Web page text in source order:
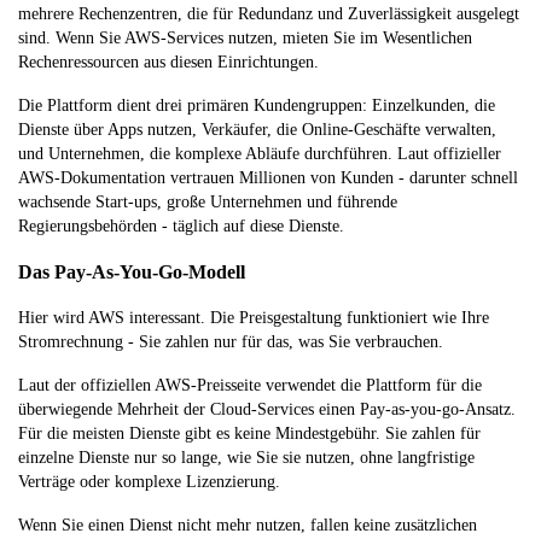
mehrere Rechenzentren, die für Redundanz und Zuverlässigkeit ausgelegt
sind. Wenn Sie AWS-Services nutzen, mieten Sie im Wesentlichen
Rechenressourcen aus diesen Einrichtungen.
Die Plattform dient drei primären Kundengruppen: Einzelkunden, die
Dienste über Apps nutzen, Verkäufer, die Online-Geschäfte verwalten,
und Unternehmen, die komplexe Abläufe durchführen. Laut offizieller
AWS-Dokumentation vertrauen Millionen von Kunden - darunter schnell
wachsende Start-ups, große Unternehmen und führende
Regierungsbehörden - täglich auf diese Dienste.
Das Pay-As-You-Go-Modell
Hier wird AWS interessant. Die Preisgestaltung funktioniert wie Ihre
Stromrechnung - Sie zahlen nur für das, was Sie verbrauchen.
Laut der offiziellen AWS-Preisseite verwendet die Plattform für die
überwiegende Mehrheit der Cloud-Services einen Pay-as-you-go-Ansatz.
Für die meisten Dienste gibt es keine Mindestgebühr. Sie zahlen für
einzelne Dienste nur so lange, wie Sie sie nutzen, ohne langfristige
Verträge oder komplexe Lizenzierung.
Wenn Sie einen Dienst nicht mehr nutzen, fallen keine zusätzlichen